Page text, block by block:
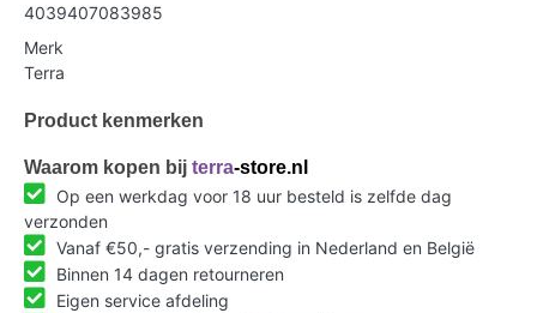
4039407083985
Merk
Terra
Product kenmerken
Waarom kopen bij terra-store.nl
Op een werkdag voor 18 uur besteld is zelfde dag
verzonden
Vanaf €50,- gratis verzending in Nederland en België
Binnen 14 dagen retourneren
Eigen service afdeling